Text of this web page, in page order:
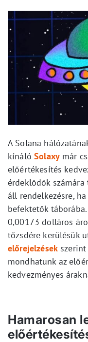
A Solana
kínáló Solaxymár
előértékesítés
érdeklődők
áll rendelkezésre,
befektetők
0,00173 dolláros
tőzsdére kerülésük
előrejelzésekszerint
mondhatunk az
kedvezményes
Hamarosan